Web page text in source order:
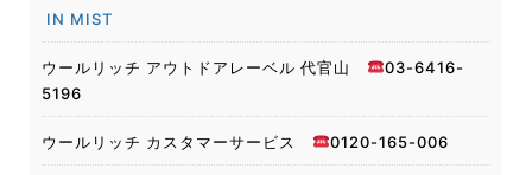
IN MIST
ウールリッチ アウトドアレーベル 代官山
03-6416-
5196
ウールリッチ カスタマーサービス 0120-165-006